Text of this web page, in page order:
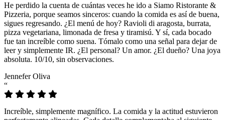
He perdido la cuenta de cuántas veces he ido a Siamo Ristorante &
Pizzeria, porque seamos sinceros: cuando la comida es así de buena,
sigues regresando. ¿El menú de hoy? Ravioli di aragosta, burrata,
pizza vegetariana, limonada de fresa y tiramisú. Y sí, cada bocado
fue tan increíble como suena. Tómalo como una señal para dejar de
leer y simplemente IR. ¿El personal? Un amor. ¿El dueño? Una joya
absoluta. 10/10, sin observaciones.
Jennefer Oliva
“
Increíble, simplemente magnífico. La comida y la actitud estuvieron